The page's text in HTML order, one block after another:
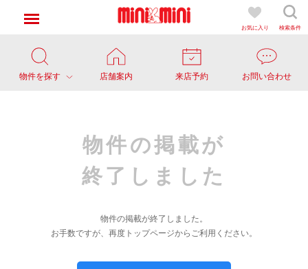
お気に入り 検索条件
物件を探す 店舗案内 来店予約 お問い合わせ
物件の掲載が
終了しました
物件の掲載が終了しました。
お手数ですが、再度トップページからご利用ください。